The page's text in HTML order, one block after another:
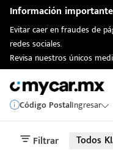
Información
Evitar caer en fraudes de
redes sociales.
Revisa nuestros únicos
Código PostalIngresar
Filtrar Todos